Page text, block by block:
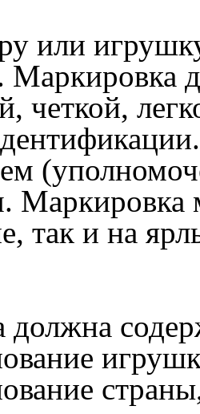
или
Маркировка
четкой,
Маркировка
так и на
должна